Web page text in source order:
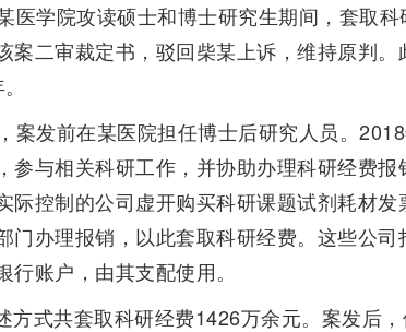
医学院攻读硕士和博士研究生期间，套取科
案二审裁定书，驳回柴某上诉，维持原判
案发前在某医院担任博士后研究人员。
参与相关科研工作，并协助办理科研经费报
际控制的公司虚开购买科研课题试剂耗材
门办理报销，以此套取科研经费。这些公
账户，由其支配使用。
方式共套取科研经费1426万余元。案发后